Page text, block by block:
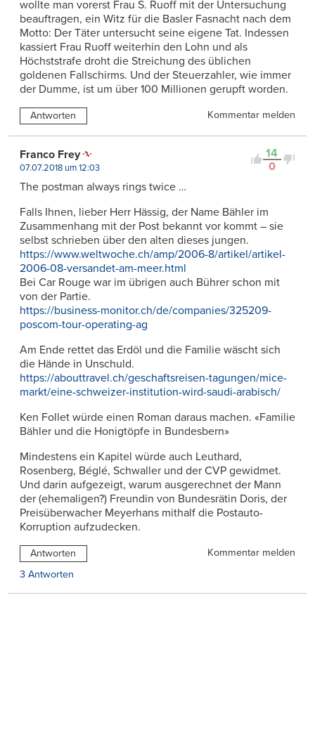
wollte man vorerst Frau S. Ruoff mit der Untersuchung
beauftragen, ein Witz für die Basler Fasnacht nach dem
Motto: Der Täter untersucht seine eigene Tat. Indessen
kassiert Frau Ruoff weiterhin den Lohn und als
Höchststrafe droht die Streichung des üblichen
goldenen Fallschirms. Und der Steuerzahler, wie immer
der Dumme, ist um über 100 Millionen gerupft worden.
Antworten Kommentar melden
14
0
Franco Frey
07.07.2018 um 12:03
The postman always rings twice …
Falls Ihnen, lieber Herr Hässig, der Name Bähler im
Zusammenhang mit der Post bekannt vor kommt – sie
selbst schrieben über den alten dieses jungen.
https://www.weltwoche.ch/amp/2006-8/artikel/artikel-
2006-08-versandet-am-meer.html
Bei Car Rouge war im übrigen auch Bührer schon mit
von der Partie.
https://business-monitor.ch/de/companies/325209-
poscom-tour-operating-ag
Am Ende rettet das Erdöl und die Familie wäscht sich
die Hände in Unschuld.
https://abouttravel.ch/geschaftsreisen-tagungen/mice-
markt/eine-schweizer-institution-wird-saudi-arabisch/
Ken Follet würde einen Roman daraus machen. «Familie
Bähler und die Honigtöpfe in Bundesbern»
Mindestens ein Kapitel würde auch Leuthard,
Rosenberg, Béglé, Schwaller und der CVP gewidmet.
Und darin aufgezeigt, warum ausgerechnet der Mann
der (ehemaligen?) Freundin von Bundesrätin Doris, der
Preisüberwacher Meyerhans mithalf die Postauto-
Korruption aufzudecken.
Antworten
Kommentar melden
3 Antworten